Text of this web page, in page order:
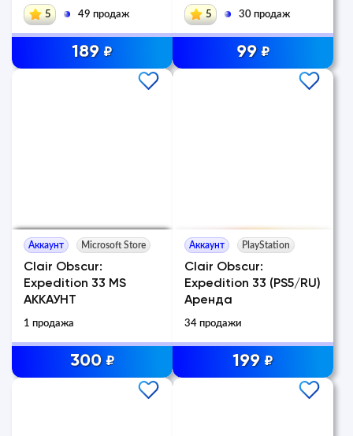
steam
5 49 продаж
189 ₽
5 30 продаж
99 ₽
Аккаунт Microsoft Store
Clair Obscur:
Expedition 33 MS
АККАУНТ
1 продажа
300 ₽
Аккаунт PlayStation
Clair Obscur:
Expedition 33 (PS5/RU)
Аренда
34 продажи
199 ₽